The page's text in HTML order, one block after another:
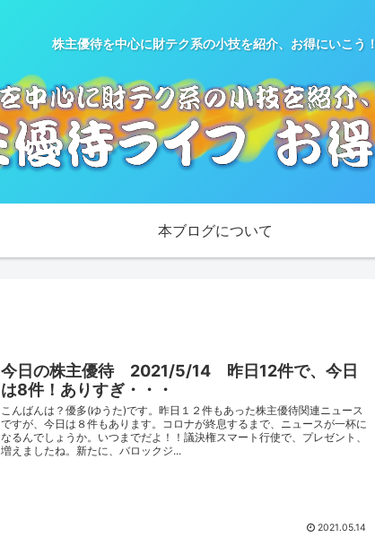
株主優待を中心に財テク系の小技を紹介、お得にいこう！
本ブログについて
今日の株主優待 2021/5/14 昨日12件で、今日
は8件！ありすぎ・・・
こんばんは？優多(ゆうた)です。昨日１２件もあった株主優待関連ニュース
ですが、今日は８件もあります。コロナが終息するまで、ニュースが一杯に
なるんでしょうか。いつまでだよ！！議決権スマート行使で、プレゼント、
増えましたね。新たに、バロックジ...
2021.05.14